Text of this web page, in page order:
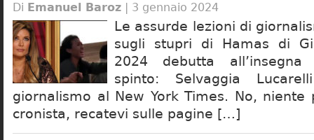
Di Emanuel Baroz | 3 gennaio 2024
Le assurde lezioni di
sugli stupri di Hamas di
2024 debutta
spinto: Selvaggia
giornalismo al New York Times. No,
cronista, recatevi sulle pagine […]